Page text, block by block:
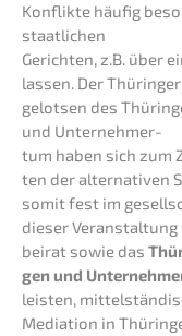
Konflik­te häufig
staatlichen
Gerich­ten, z.B. über
lassen. Der
ge­lot­sen des
und Unter­neh­mer­
tum haben sich zum
ten der alter­na­ti­ven
somit fest im
dieser
bei­rat sowie das
gen und
leisten,
Media­ti­on in